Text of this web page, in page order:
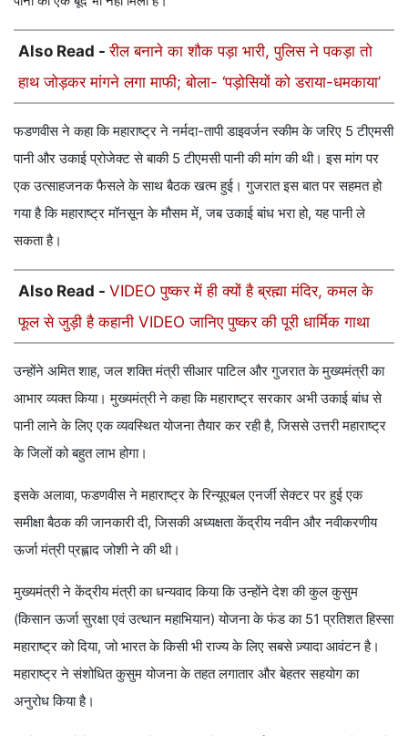
Also Read -रील बनाने का शौक पड़ा भारी, पुलिस ने पकड़ा तो
हाथ जोड़कर मांगने लगा माफी; बोला- ‘पड़ोसियों को डराया-धमकाया’
फडणवीस ने कहा कि महाराष्ट्र ने नर्मदा-तापी डाइवर्जन स्कीम के जरिए 5 टीएमसी
पानी और उकाई प्रोजेक्ट से बाकी 5 टीएमसी पानी की मांग की थी। इस मांग पर
एक उत्साहजनक फैसले के साथ बैठक खत्म हुई। गुजरात इस बात पर सहमत हो
गया है कि महाराष्ट्र मॉनसून के मौसम में, जब उकाई बांध भरा हो, यह पानी ले
सकता है।
Also Read - VIDEO पुष्कर में ही क्यों है ब्रह्मा मंदिर, कमल के
फूल से जुड़ी है कहानी VIDEO जानिए पुष्कर की पूरी धार्मिक गाथा
उन्होंने अमित शाह, जल शक्ति मंत्री सीआर पाटिल और गुजरात के मुख्यमंत्री का
आभार व्यक्त किया। मुख्यमंत्री ने कहा कि महाराष्ट्र सरकार अभी उकाई बांध से
पानी लाने के लिए एक व्यवस्थित योजना तैयार कर रही है, जिससे उत्तरी महाराष्ट्र
के जिलों को बहुत लाभ होगा।
इसके अलावा, फडणवीस ने महाराष्ट्र के रिन्यूएबल एनर्जी सेक्टर पर हुई एक
समीक्षा बैठक की जानकारी दी, जिसकी अध्यक्षता केंद्रीय नवीन और नवीकरणीय
ऊर्जा मंत्री प्रह्लाद जोशी ने की थी।
मुख्यमंत्री ने केंद्रीय मंत्री का धन्यवाद किया कि उन्होंने देश की कुल कुसुम
(किसान ऊर्जा सुरक्षा एवं उत्थान महाभियान) योजना के फंड का 51 प्रतिशत हिस्सा
महाराष्ट्र को दिया, जो भारत के किसी भी राज्य के लिए सबसे ज़्यादा आवंटन है।
महाराष्ट्र ने संशोधित कुसुम योजना के तहत लगातार और बेहतर सहयोग का
अनुरोध किया है।